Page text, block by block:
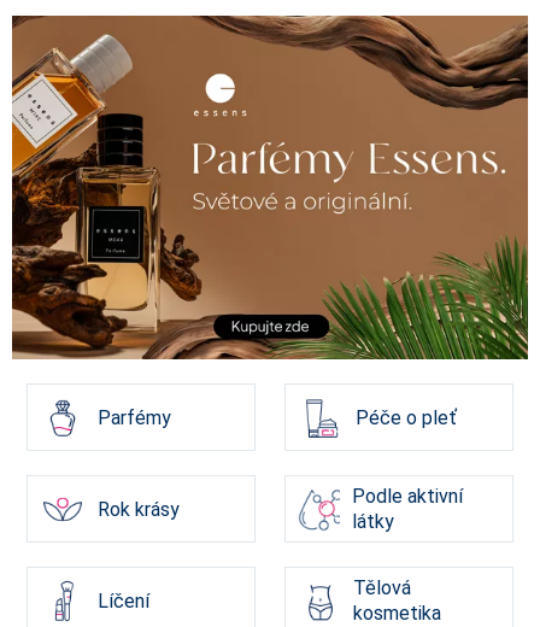
Parfémy Péče o pleť
Rok krásy
Podle aktivní
látky
Líčení
Tělová
kosmetika